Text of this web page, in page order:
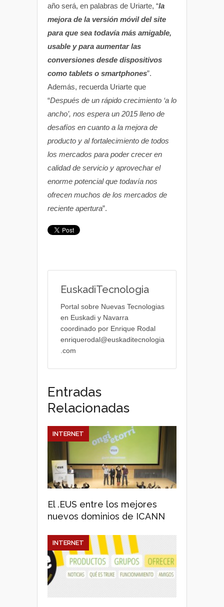
año será, en palabras de Uriarte, “la
mejora de la versión móvil del site
para que sea todavía más amigable,
usable y para aumentar las
conversiones desde dispositivos
como tablets o smartphones”.
Además, recuerda Uriarte que
“Después de un rápido crecimiento ‘a lo
ancho’, nos espera un 2015 lleno de
desafíos en cuanto a la mejora de
producto y al fortalecimiento de todos
los mercados para poder crecer en
calidad de servicio y aprovechar el
enorme potencial que todavía nos
ofrecen muchos de los mercados de
reciente apertura”.
EuskadiTecnologia
Portal sobre Nuevas Tecnologias
en Euskadi y Navarra
coordinado por Enrique Rodal
enriquerodal@euskaditecnologia
.com
Entradas
Relacionadas
El .EUS entre los mejores
nuevos dominios de ICANN
INTERNET
INTERNET